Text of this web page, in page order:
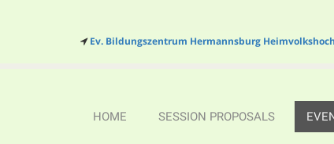
Ev. Bildungszentrum Hermannsburg
HOME SESSION PROPOSALS